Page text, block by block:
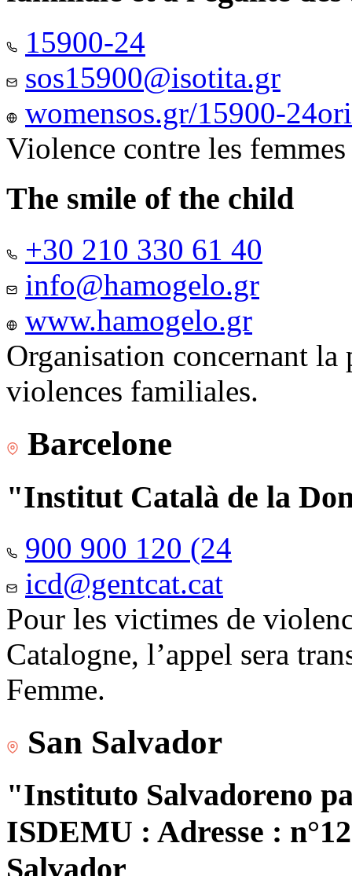
15900-24
sos15900@isotita.gr
womensos.gr/15900-
Violence contre les femmes
The smile of the child
+30 210 330 61 40
info@hamogelo.gr
www.hamogelo.gr
Organisation concernant
violences familiales.
Barcelone
"Institut Català de la
900 900 120 (24
icd@gentcat.cat
Pour les victimes de
Catalogne, l’appel sera
Femme.
San Salvador
"Instituto Salvadoreno
ISDEMU : Adresse :
Salvador